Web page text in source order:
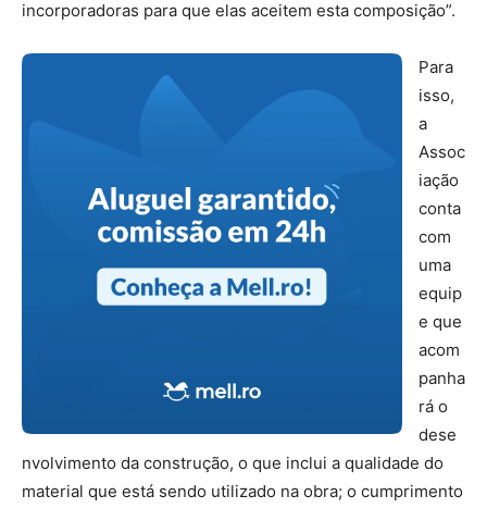
incorporadoras para que elas aceitem esta composição”.
Para
isso,
a
Assoc
iação
conta
com
uma
equip
e que
acom
panha
rá o
dese
nvolvimento da construção, o que inclui a qualidade do
material que está sendo utilizado na obra; o cumprimento